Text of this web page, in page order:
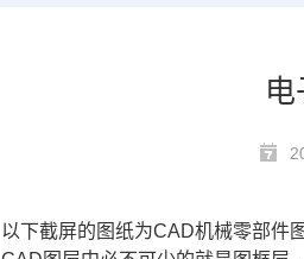
以下截屏的图纸为CAD机械零部件